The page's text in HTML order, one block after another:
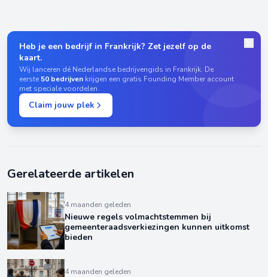
Heb je een bedrijf in Frankrijk? Zet jezelf op de
kaart.
Wij lanceren dé Nederlandse bedrijvengids in Frankrijk. De
eerste50 bedrijven krijgen een gratis Founding Member account
met speciale voordelen.
Claim jouw plek
Gerelateerde artikelen
4 maanden geleden
Nieuwe regels volmachtstemmen bij
gemeenteraadsverkiezingen kunnen uitkomst
bieden
4 maanden geleden